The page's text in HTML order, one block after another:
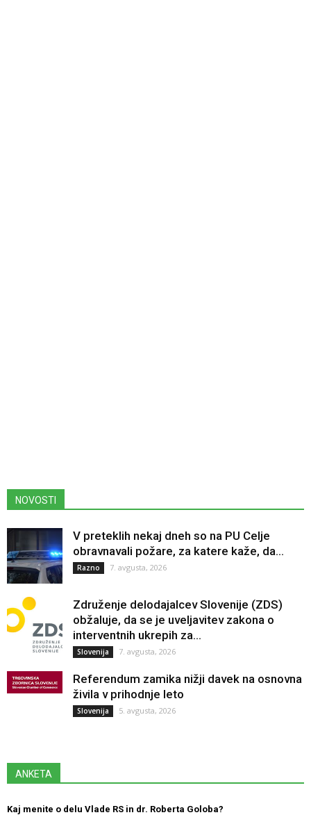
NOVOSTI
V preteklih nekaj dneh so na PU Celje
obravnavali požare, za katere kaže, da...
Razno 7. avgusta, 2026
Združenje delodajalcev Slovenije (ZDS)
obžaluje, da se je uveljavitev zakona o
interventnih ukrepih za...
Slovenija 7. avgusta, 2026
Referendum zamika nižji davek na osnovna
živila v prihodnje leto
Slovenija 5. avgusta, 2026
ANKETA
Kaj menite o delu Vlade RS in dr. Roberta Goloba?